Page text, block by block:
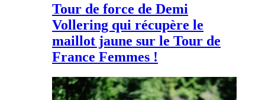
Tour de force de Demi
Vollering qui récupère le
maillot jaune sur le Tour de
France Femmes !